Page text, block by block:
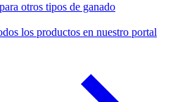
otros tipos de ganado
los productos en nuestro portal